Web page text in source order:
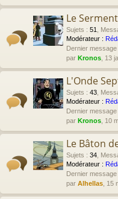
Le
Sujets : 51
Modérateur :
Dernier message
par Kronos , 13
L'Onde
Sujets : 43
Modérateur :
Dernier message
par Kronos , 10
Le Bâton
Sujets : 34
Modérateur :
Dernier message
par Alhellas , 15